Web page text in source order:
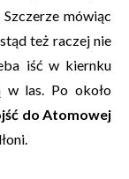
Szczerze mówiąc
też raczej nie
iść w kiernku
w las. Po około
do Atomowej